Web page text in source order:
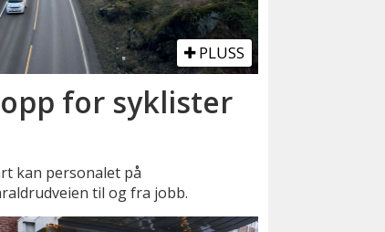
PLUSS
for syklister
kan personalet på
til og fra jobb.